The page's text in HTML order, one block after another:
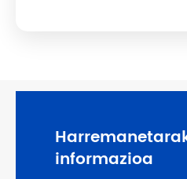
informazioa